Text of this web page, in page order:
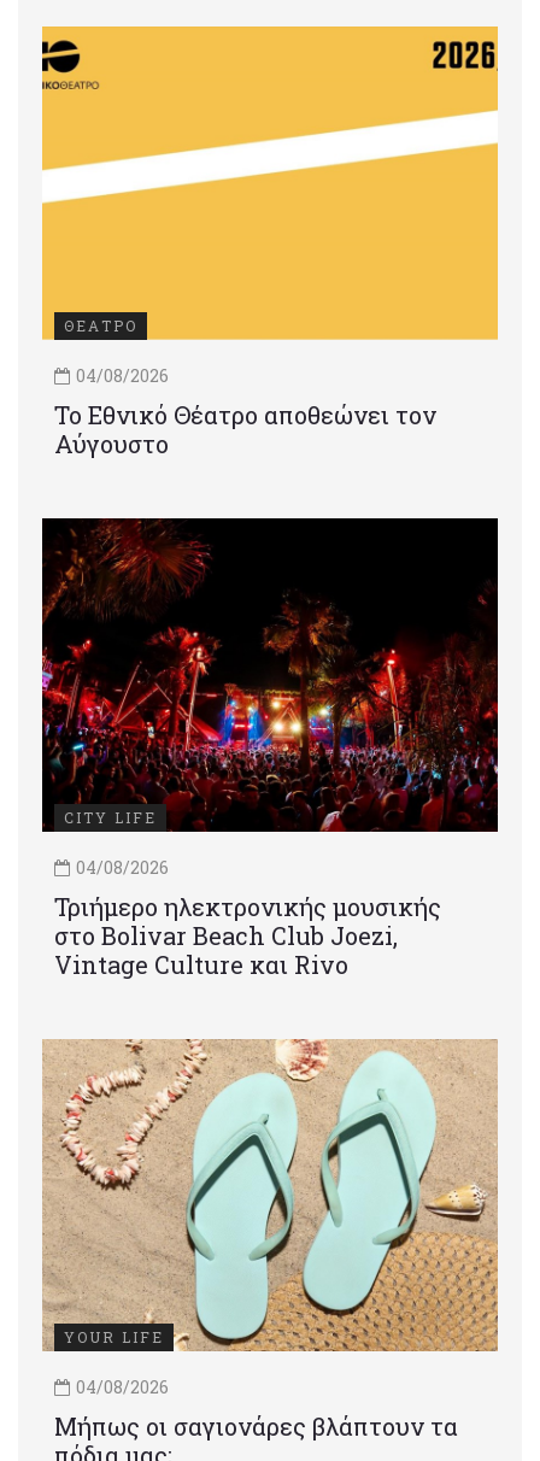
ΘΕΑΤΡΟ
04/08/2026
Το Εθνικό Θέατρο αποθεώνει τον
Αύγουστο
CITY LIFE
04/08/2026
Τριήμερο ηλεκτρονικής μουσικής
στο Bolivar Beach Club Joezi,
Vintage Culture και Rivo
YOUR LIFE
04/08/2026
Μήπως οι σαγιονάρες βλάπτουν τα